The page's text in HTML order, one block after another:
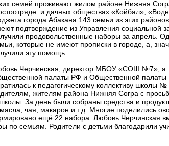
семей проживают жилом районе Нижняя
и дачных обществах «Койбал»,
города Абакана 143 семьи из этих
подтверждение из Управления социальной
продовольственные наборы за апрель.
которые не имеют прописки в городе, а,
эту помощь.
Черчинская, директор МБОУ «СОШ №7», а
палаты РФ и Общественной палаты
к педагогическому коллективу школы №
жителям района Нижняя Согра с
За день были собраны средства и
чая, макарон и т.д. Многие поделились
ещё 22 набора. Любовь Черчинская
по семьям. Родители с детьми благодарили